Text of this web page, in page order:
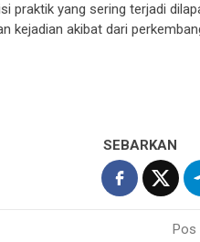
praktik yang sering terjadi
kejadian akibat dari
SEBARKAN
Pos